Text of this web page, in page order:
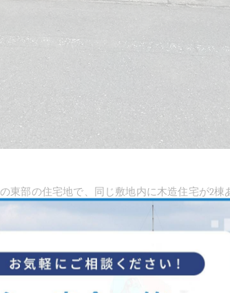
東部の住宅地で、同じ敷地内に木造住宅が2棟
万でした。解体
けました。完了後の土地は駐車場として活用
実績を確認したい方は、ぜひお問い合わせく